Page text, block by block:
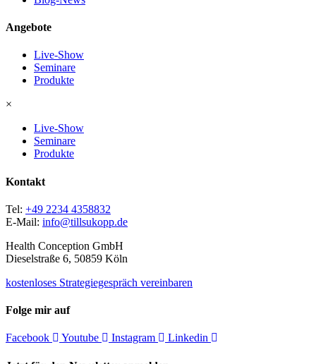
Angebote
Live-Show
Seminare
Produkte
×
Live-Show
Seminare
Produkte
Kontakt
Tel: +49 2234 4358832
E-Mail: info@tillsukopp.de
Health Conception GmbH
Dieselstraße 6, 50859 Köln
kostenloses Strategiegespräch vereinbaren
Folge mir auf
Facebook Youtube Instagram Linkedin